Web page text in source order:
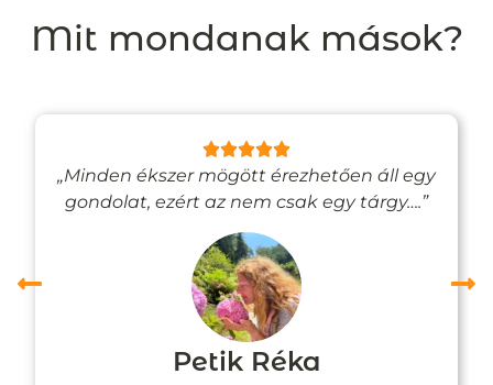
Mit mondanak mások?
„Minden ékszer mögött érezhetően áll egy
gondolat, ezért az nem csak egy tárgy….”
Petik Réka